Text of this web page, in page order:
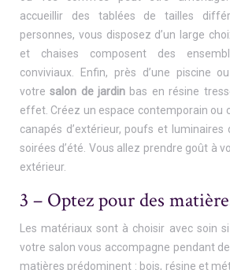
accueillir des tablées de tailles
personnes, vous disposez d’un large
et chaises composent des
conviviaux. Enfin, près d’une piscine
votresalon de jardin bas en résine
effet. Créez un espace contemporain ou
canapés d’extérieur, poufs et luminaires
soirées d’été. Vous allez prendre goût à
extérieur.
3 – Optez pour des
Les matériaux sont à choisir avec soin
votre salon vous accompagne pendant
matières prédominent : bois, résine et